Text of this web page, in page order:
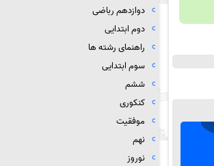
دوازدهم رباضی
دوم ابتدایی
راهنمای رشته ها
سوم ابتدایی
ششم
کنکوری
موفقیت
نهم
نوروز